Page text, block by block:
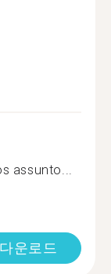
assunto...
운로드